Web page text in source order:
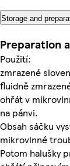
Storage and
Preparation
Použití:
zmrazené
fluidně
ohřát v
na pánvi.
Obsah sáčku
mikrovlnné
Potom halušky